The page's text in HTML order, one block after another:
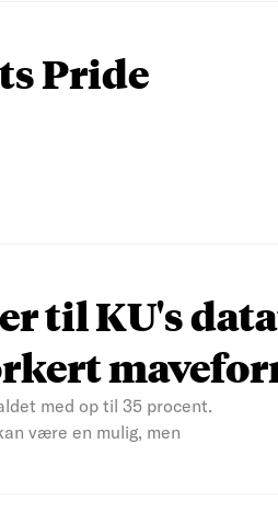
Pride
til KU's
med op til 35 procent.
være en mulig, men